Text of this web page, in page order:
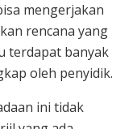
mengerjakan
rencana yang
terdapat banyak
oleh penyidik.
ini tidak